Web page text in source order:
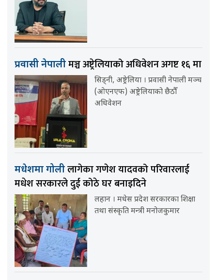
प्रवासी नेपालीमञ्च अष्ट्रेलियाको अधिवेशन अगष्ट १६ मा
सिड्नी, अष्ट्रेलिया । प्रवासी नेपाली मञ्च
(ओएनएफ) अष्ट्रेलियाको छैठौँ
अधिवेशन
मधेशमा गोलीलागेका गणेश यादवको परिवारलाई
मधेश सरकारले दुई कोठे घर बनाइदिने
लहान । मधेस प्रदेश सरकारका शिक्षा
तथा संस्कृति मन्त्री मनोजकुमार